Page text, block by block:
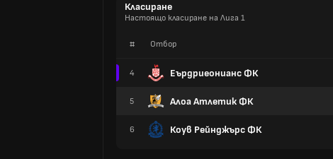
Класиране
Настоящо класиране на Лига 1
# Отбор
4 Еърдриеонианс ФК
5 Алоа Атлетик ФК
6 Коув Рейнджърс ФК